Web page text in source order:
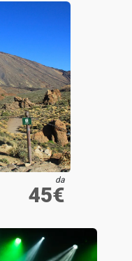
da
45€